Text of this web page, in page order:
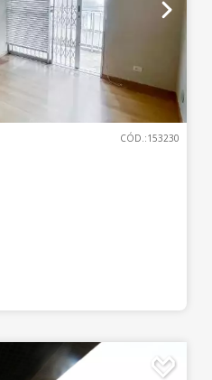
CÓD.:153230